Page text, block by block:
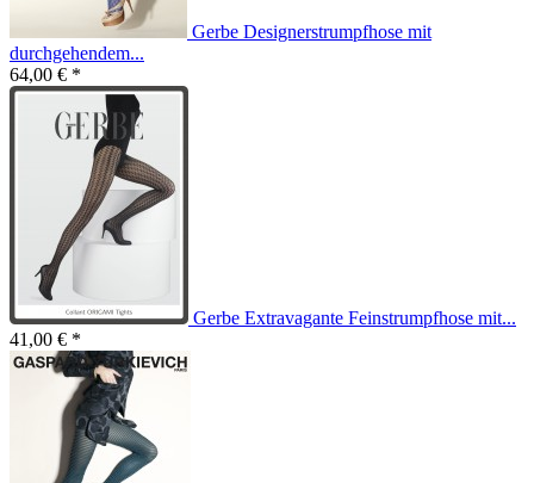
Gerbe Designerstrumpfhose mit
durchgehendem...
64,00 € *
Gerbe Extravagante Feinstrumpfhose mit...
41,00 € *